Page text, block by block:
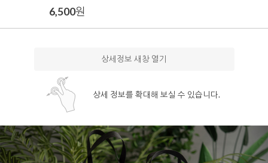
6,500원
상세정보 새창 열기
상세 정보를 확대해 보실 수 있습니다.